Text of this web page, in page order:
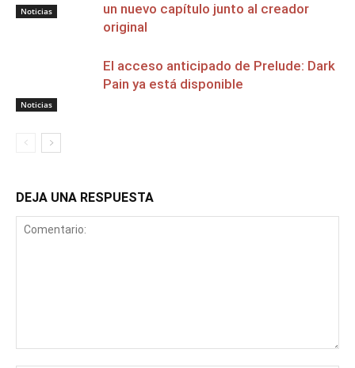
Noticias
un nuevo capítulo junto al creador
original
Noticias
El acceso anticipado de Prelude: Dark
Pain ya está disponible
DEJA UNA RESPUESTA